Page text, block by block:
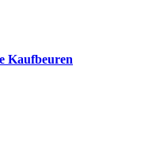
Kaufbeuren